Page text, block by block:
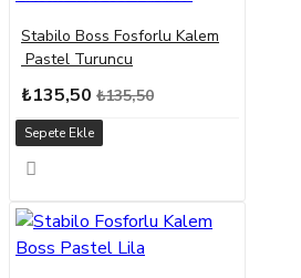
Stabilo Boss Fosforlu Kalem
Pastel Turuncu
₺135,50 ₺135,50
Sepete Ekle